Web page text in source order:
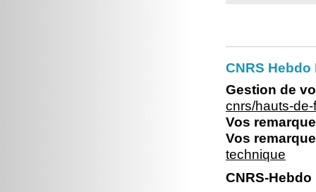
CNRS
Gestion de
cnrs/hauts-
Vos
Vos
technique
CNRS-